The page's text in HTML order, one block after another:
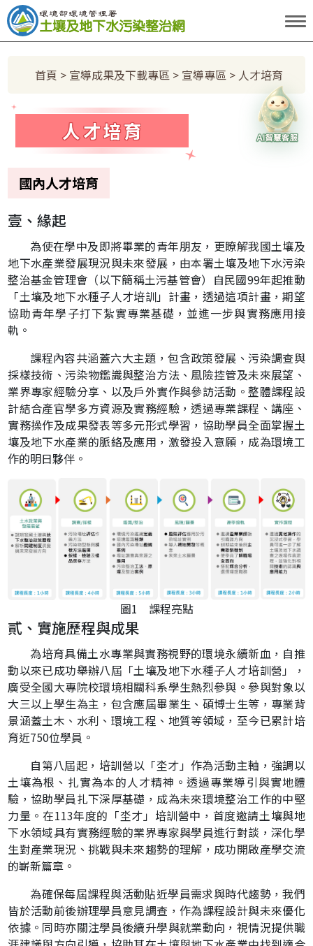
跳到主要內容區塊
首頁 > 宣導成果及下載專區 > 宣導專區 > 人才培育
人才培育
國內人才培育
壹、緣起
為使在學中及即將畢業的青年朋友，更瞭解我國土壤及
地下水產業發展現況與未來發展，由本署土壤及地下水污染
整治基金管理會（以下簡稱土污基管會）自民國99年起推動
「土壤及地下水種子人才培訓」計畫，透過這項計畫，期望
協助青年學子打下紮實專業基礎，並進一步與實務應用接
軌。
課程內容共涵蓋六大主題，包含政策發展、污染調查與
採樣技術、污染物鑑識與整治方法、風險控管及未來展望、
業界專家經驗分享、以及戶外實作與參訪活動。整體課程設
計結合產官學多方資源及實務經驗，透過專業課程、講座、
實務操作及成果發表等多元形式學習，協助學員全面掌握土
壤及地下水產業的脈絡及應用，激發投入意願，成為環境工
作的明日夥伴。
圖1 課程亮點
貳、實施歷程與成果
為培育具備土水專業與實務視野的環境永續新血，自推
動以來已成功舉辦八屆「土壤及地下水種子人才培訓營」，
廣受全國大專院校環境相關科系學生熱烈參與。參與對象以
大三以上學生為主，包含應屆畢業生、碩博士生等，專業背
景涵蓋土木、水利、環境工程、地質等領域，至今已累計培
育近750位學員。
自第八屆起，培訓營以「坔才」作為活動主軸，強調以
土壤為根、扎實為本的人才精神。透過專業導引與實地體
驗，協助學員扎下深厚基礎，成為未來環境整治工作的中堅
力量。在113年度的「坔才」培訓營中，首度邀請土壤與地
下水領域具有實務經驗的業界專家與學員進行對談，深化學
生對產業現況、挑戰與未來趨勢的理解，成功開啟產學交流
的嶄新篇章。
為確保每屆課程與活動貼近學員需求與時代趨勢，我們
皆於活動前後辦理學員意見調查，作為課程設計與未來優化
依據。同時亦關注學員後續升學與就業動向，視情況提供職
土水小天使